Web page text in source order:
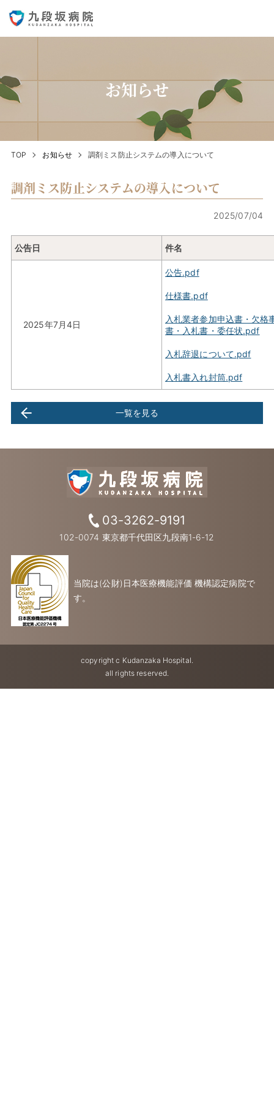
お知らせ
TOP お知らせ 調剤ミス防止システムの導入について
調剤ミス防止システムの導入について
2025/07/04
公告日 件名
2025年7月4日
公告.pdf
仕様書.pdf
入札業者参加申込書・欠格
書・入札書・委任状.pdf
入札辞退について.pdf
入札書入れ封筒.pdf
一覧を見る
03-3262-9191
102-0074 東京都千代田区九段南1-6-12
当院は(公財)日本医療機能評価 機構認定病院で
す。
copyright c Kudanzaka Hospital.
all rights reserved.